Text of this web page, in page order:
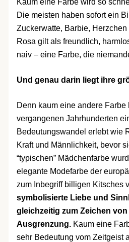
Die meisten haben sofort ein
Zuckerwatte, Barbie,
Rosa gilt als freundlich,
naiv – eine Farbe, die
Und genau darin liegt ihre
Denn kaum eine andere Farbe
vergangenen Jahrhunderten
Bedeutungswandel erlebt wie
Kraft und Männlichkeit, bevor
“typischen” Mädchenfarbe
elegante Modefarbe der
zum Inbegriff billigen Kitsches
symbolisierte Liebe und
gleichzeitig zum Zeichen
Ausgrenzung.Kaum eine
sehr Bedeutung vom Zeitgeist